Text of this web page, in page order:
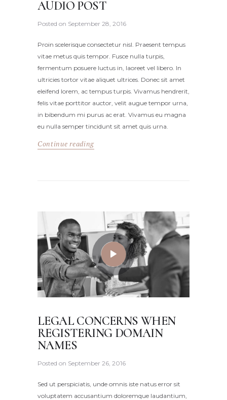
AUDIO POST
Posted on September 28, 2016
Proin scelerisque consectetur nisl. Praesent tempus
vitae metus quis tempor. Fusce nulla turpis,
fermentum posuere luctus in, laoreet vel libero. In
ultricies tortor vitae aliquet ultrices. Donec sit amet
eleifend lorem, ac tempus turpis. Vivamus hendrerit,
felis vitae porttitor auctor, velit augue tempor urna,
in bibendum mi purus ac erat. Vivamus eu magna
eu nulla semper tincidunt sit amet quis urna.
Continue reading
LEGAL CONCERNS WHEN
REGISTERING DOMAIN
NAMES
Posted on September 26, 2016
Sed ut perspiciatis, unde omnis iste natus error sit
voluptatem accusantium doloremque laudantium,